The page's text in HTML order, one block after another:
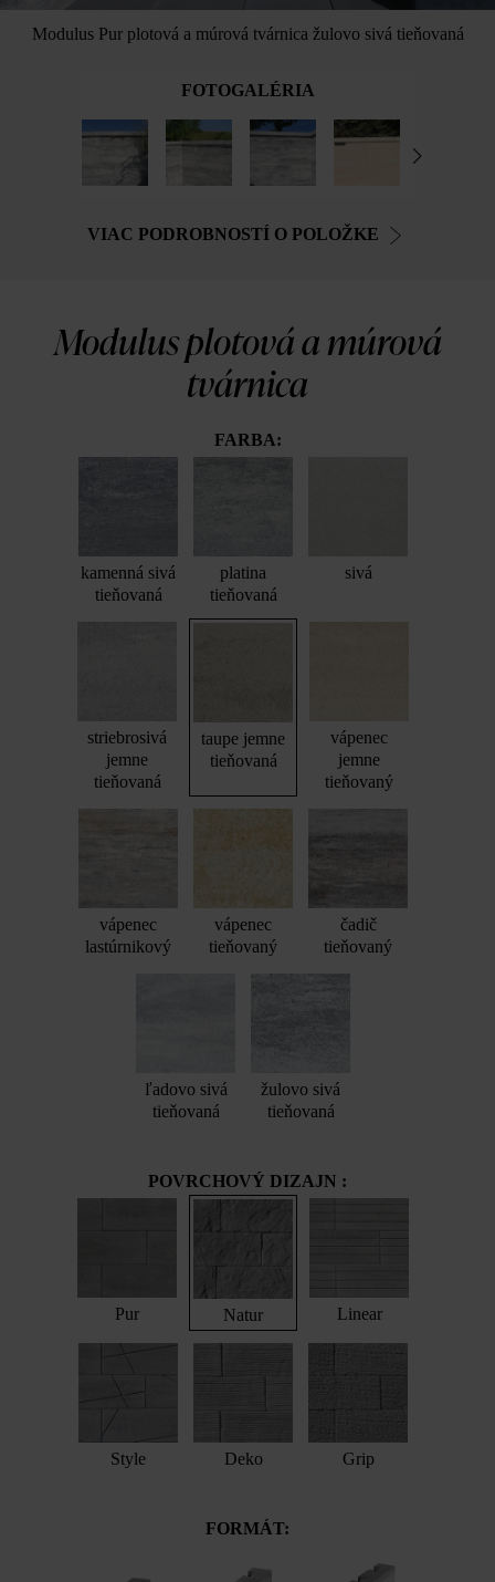
Modulus Pur plotová a múrová tvárnica žulovo sivá tieňovaná
FOTOGALÉRIA
VIAC PODROBNOSTÍ O POLOŽKE
Modulus plotová a múrová
tvárnica
FARBA:
kamenná sivá
tieňovaná
platina
tieňovaná
sivá
striebrosivá
jemne
tieňovaná
taupe jemne
tieňovaná
vápenec
jemne
tieňovaný
vápenec
lastúrnikový
vápenec
tieňovaný
čadič
tieňovaný
ľadovo sivá
tieňovaná
žulovo sivá
tieňovaná
POVRCHOVÝ DIZAJN :
Pur Natur Linear
Style Deko Grip
FORMÁT: